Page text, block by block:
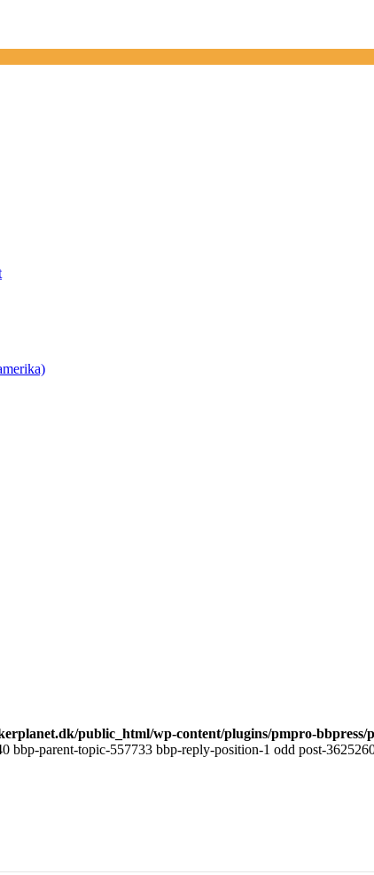
public_html/wp-content/plugins/pmpro-bbpress/
bbp-parent-topic-557733 bbp-reply-position-1 odd post-